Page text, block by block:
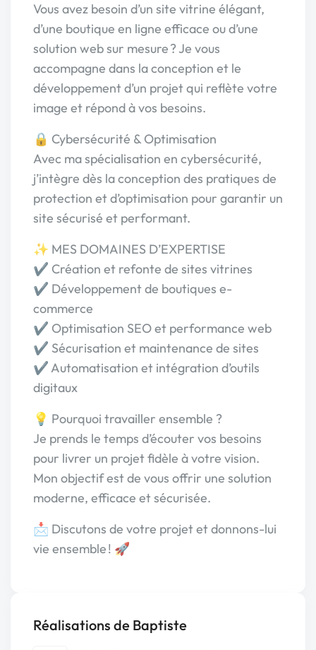
Vous avez besoin d’un site vitrine élégant,
d’une boutique en ligne efficace ou d’une
solution web sur mesure ? Je vous
accompagne dans la conception et le
développement d’un projet qui reflète votre
image et répond à vos besoins.
🔒 Cybersécurité & Optimisation
Avec ma spécialisation en cybersécurité,
j’intègre dès la conception des pratiques de
protection et d’optimisation pour garantir un
site sécurisé et performant.
✨ MES DOMAINES D’EXPERTISE
✔️ Création et refonte de sites vitrines
✔️ Développement de boutiques e-
commerce
✔️ Optimisation SEO et performance web
✔️ Sécurisation et maintenance de sites
✔️ Automatisation et intégration d’outils
digitaux
💡 Pourquoi travailler ensemble ?
Je prends le temps d’écouter vos besoins
pour livrer un projet fidèle à votre vision.
Mon objectif est de vous offrir une solution
moderne, efficace et sécurisée.
📩 Discutons de votre projet et donnons-lui
vie ensemble ! 🚀
Réalisations de Baptiste